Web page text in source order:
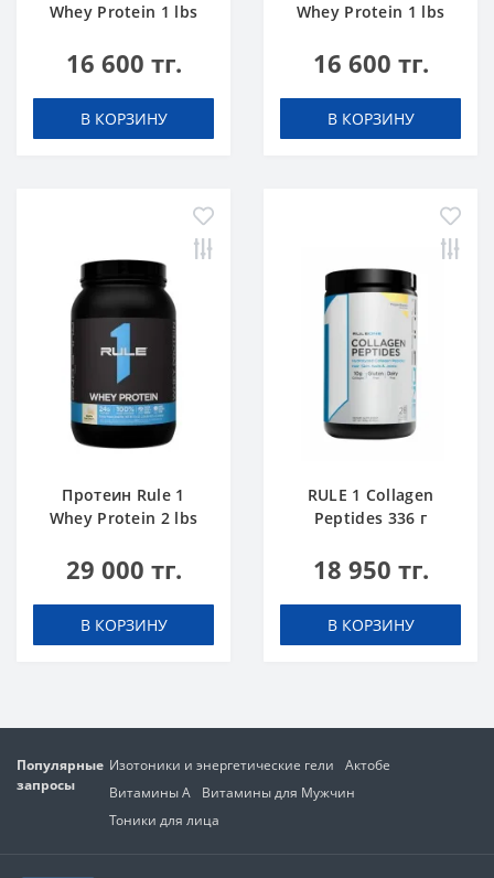
Whey Protein 1 lbs
Мороженое
16 600 тг.
В КОРЗИНУ
Whey Protein 1 lbs
16 600 тг.
В КОРЗИНУ
Протеин Rule 1
Whey Protein 2 lbs
Мороженое
29 000 тг.
В КОРЗИНУ
RULE 1 Collagen
Peptides 336 г
Банан
18 950 тг.
В КОРЗИНУ
Популярные
запросы
Изотоники и энергетические гели
Актобе
Витамины А
Витамины для Мужчин
Тоники для лица